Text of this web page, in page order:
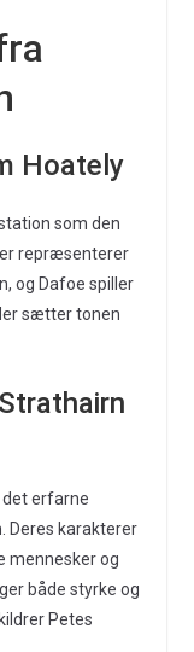
Hoately
som den
repræsenterer
og Dafoe spiller
sætter tonen
det erfarne
Deres karakterer
mennesker og
både styrke og
Petes